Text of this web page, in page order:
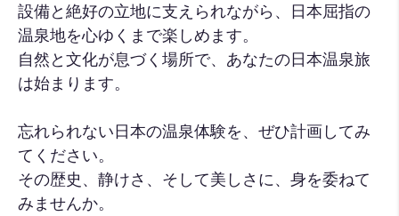
設備と絶好の立地に支えられながら、日本屈指の
温泉地を心ゆくまで楽しめます。
自然と文化が息づく場所で、あなたの日本温泉旅
は始まります。
忘れられない日本の温泉体験を、ぜひ計画してみ
てください。
その歴史、静けさ、そして美しさに、身を委ねて
みませんか。